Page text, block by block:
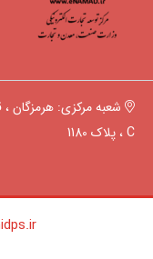
C ، پلاک 1180